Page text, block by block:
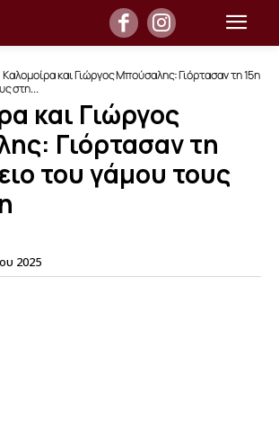
Καλομοίρα και Γιώργος Μπούσαλης: Γιόρτασαν τη 15η
στη...
και Γιώργος
Γιόρτασαν τη
του γάμου τους
2025